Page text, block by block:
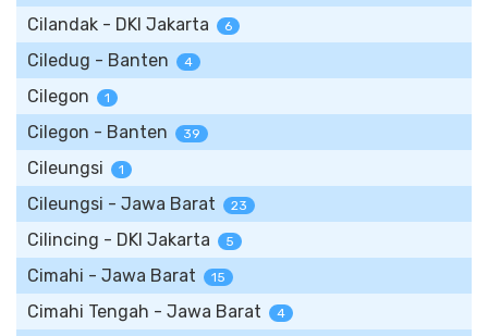
Cilandak - DKI Jakarta 6
Ciledug - Banten 4
Cilegon 1
Cilegon - Banten 39
Cileungsi 1
Cileungsi - Jawa Barat 23
Cilincing - DKI Jakarta 5
Cimahi - Jawa Barat 15
Cimahi Tengah - Jawa Barat 4